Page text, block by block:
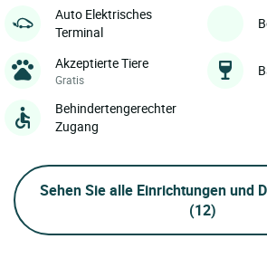
Auto Elektrisches
Terminal
Akzeptierte Tiere
Gratis
Behindertengerechter
Zugang
Sehen Sie alle Einrichtungen und
(12)